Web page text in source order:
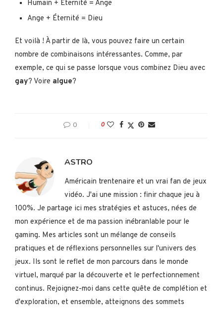
Humain + Éternité = Ange
Ange + Éternité = Dieu
Et voilà ! À partir de là, vous pouvez faire un certain
nombre de combinaisons intéressantes. Comme, par
exemple, ce qui se passe lorsque vous combinez Dieu avec
gay? Voire algue?
0 0
ASTRO
Américain trentenaire et un vrai fan de jeux
vidéo. J'ai une mission : finir chaque jeu à
100%. Je partage ici mes stratégies et astuces, nées de
mon expérience et de ma passion inébranlable pour le
gaming. Mes articles sont un mélange de conseils
pratiques et de réflexions personnelles sur l'univers des
jeux. Ils sont le reflet de mon parcours dans le monde
virtuel, marqué par la découverte et le perfectionnement
continus. Rejoignez-moi dans cette quête de complétion et
d'exploration, et ensemble, atteignons des sommets